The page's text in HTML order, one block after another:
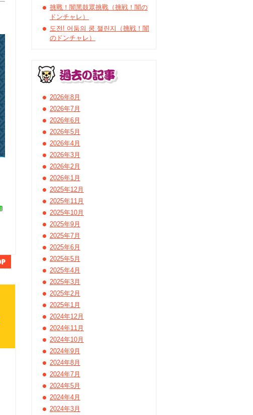
挑戰！闇黑鼓眾挑戰（挑戦！闇の
ドンチャレ）
도전! 어둠의 쿵 챌린지（挑戦！闇
のドンチャレ）
2026年8月
2026年7月
2026年6月
2026年5月
2026年4月
2026年3月
2026年2月
2026年1月
2025年12月
2025年11月
2025年10月
2025年9月
2025年7月
2025年6月
2025年5月
2025年4月
2025年3月
2025年2月
2025年1月
2024年12月
2024年11月
2024年10月
2024年9月
2024年8月
2024年7月
2024年5月
2024年4月
2024年3月